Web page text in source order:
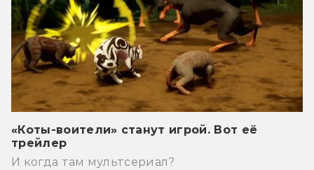
«Коты-воители» станут игрой. Вот её
трейлер
И когда там мультсериал?